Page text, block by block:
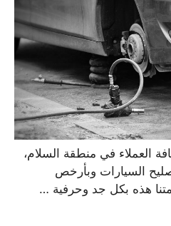
العملاء في منطقة السلام،
السيارات وبأرخص
هذه بكل جد وحرفية …